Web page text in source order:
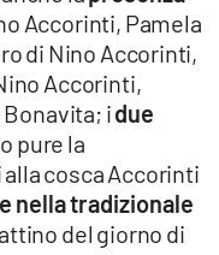
Accorinti, Pamela
di Nino Accorinti,
Accorinti,
idue
pure la
cosca Accorinti
nella tradizionale
del giorno di